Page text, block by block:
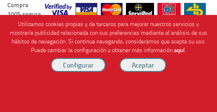
Compra
100% segura
Cofinanciado por
Utilizamos cookies propias y de terceros para mejorar nuestros servicios y
mostrarle publicidad relacionada con sus preferencias mediante el análisis de sus
hábitos de navegación. Si continua navegando, consideramos que acepta su uso.
Puede cambiar la configuración u obtener más informaciónaquí.